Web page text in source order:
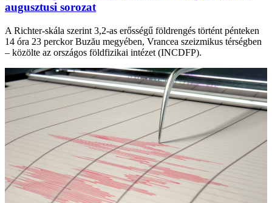
augusztusi sorozat
A Richter-skála szerint 3,2-as erősségű földrengés történt pénteken
14 óra 23 perckor Buzău megyében, Vrancea szeizmikus térségben
– közölte az országos földfizikai intézet (INCDFP).